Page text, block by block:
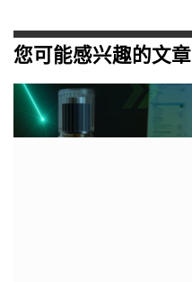
您可能感兴趣的文章